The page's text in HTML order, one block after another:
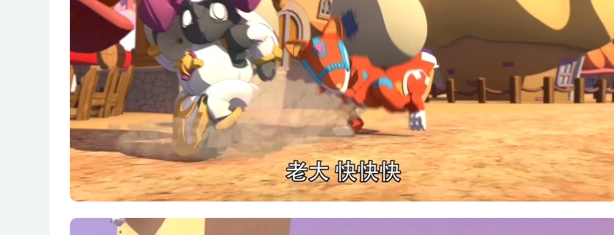
第28集 兄弟恩怨
第29集 永远的老大
第30集 腌萝卜干的秘密
第31集 意外的超萌变
第32集 神神叨叨萝莉婆婆
第33集 厨艺大比拼
第34集 冰封之门
第35集 勇闯北军堡
第36集 激战滑道
第37集 人多力量大
第38集 坏蛋集团的决裂